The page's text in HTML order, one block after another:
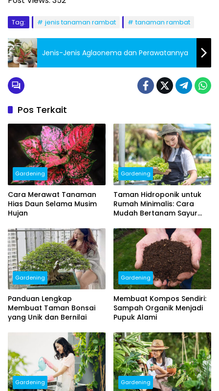
Tag: jenis tanaman rambat tanaman rambat
Jenis-Jenis Aglaonema dan Perawatannya
Pos Terkait
Gardening
Cara Merawat Tanaman
Hias Daun Selama Musim
Hujan
Gardening
Taman Hidroponik untuk
Rumah Minimalis: Cara
Mudah Bertanam Sayur
Gardening
Panduan Lengkap
Membuat Taman Bonsai
yang Unik dan Bernilai
Gardening
Membuat Kompos Sendiri:
Sampah Organik Menjadi
Pupuk Alami
Gardening Gardening